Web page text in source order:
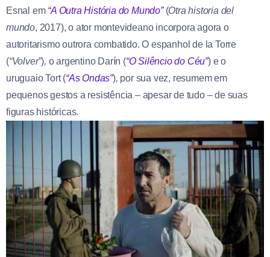
Esnal em “A Outra História do Mundo” (Otra historia del
mundo, 2017), o ator montevideano incorpora agora o
autoritarismo outrora combatido. O espanhol de la Torre
(“Volver”), o argentino Darín (“O Silêncio do Céu”)e o
uruguaio Tort (“As Ondas”), por sua vez, resumem em
pequenos gestos a resistência – apesar de tudo – de suas
figuras históricas.